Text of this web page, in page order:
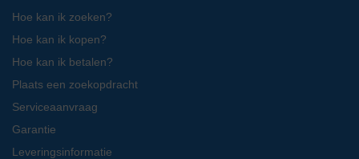
Hoe kan ik zoeken?
Hoe kan ik kopen?
Hoe kan ik betalen?
Plaats een zoekopdracht
Serviceaanvraag
Garantie
Leveringsinformatie